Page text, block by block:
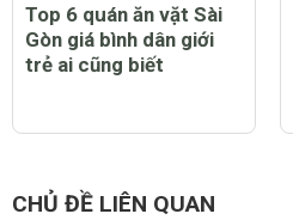
Top 6 quán ăn vặt Sài
Gòn giá bình dân giới
trẻ ai cũng biết
CHỦ ĐỀ LIÊN QUAN